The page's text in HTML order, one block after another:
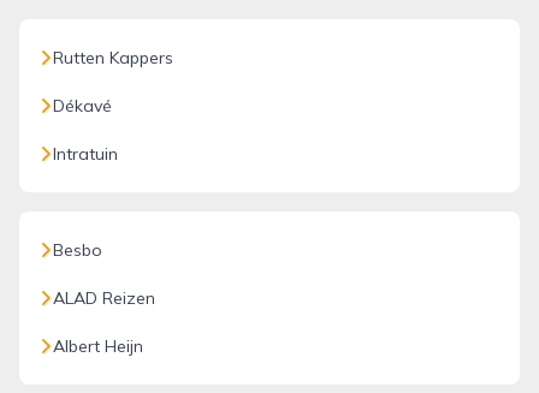
Rutten Kappers
Dékavé
Intratuin
Besbo
ALAD Reizen
Albert Heijn